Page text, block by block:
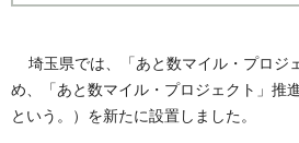
埼玉県では、「あと数マイル・プロジ
め、「あと数マイル・プロジェクト」推
という。）を新たに設置しました。